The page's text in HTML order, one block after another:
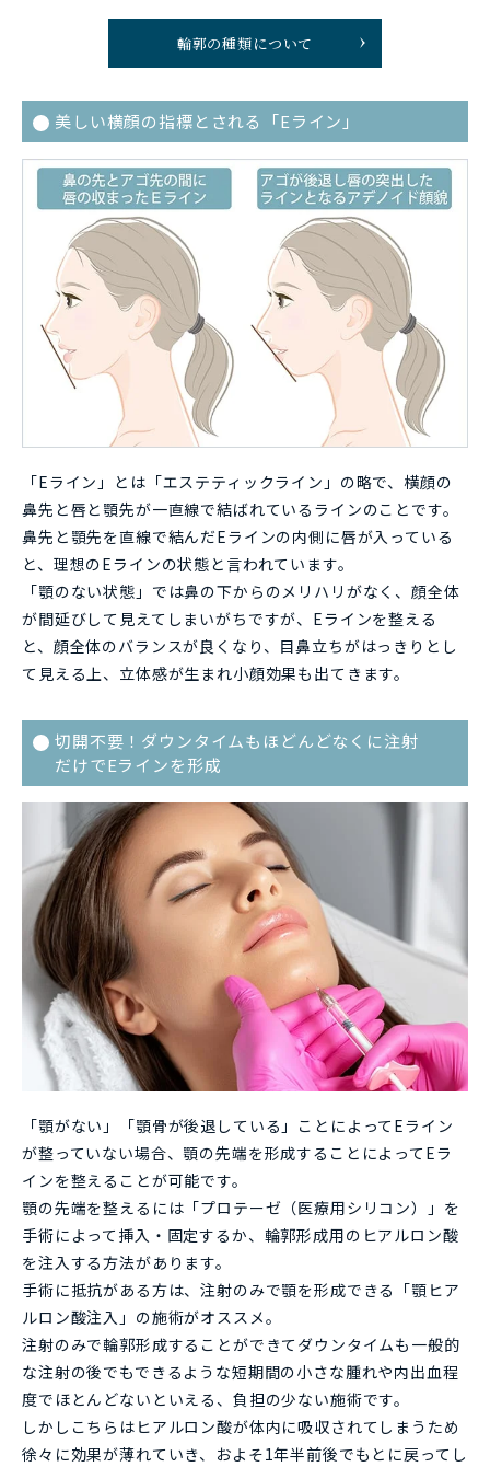
輪郭の種類について
美しい横顔の指標とされる「Eライン」
「Eライン」とは「エステティックライン」の略で、横顔の
鼻先と唇と顎先が一直線で結ばれているラインのことです。
鼻先と顎先を直線で結んだEラインの内側に唇が入っている
と、理想のEラインの状態と言われています。
「顎のない状態」では鼻の下からのメリハリがなく、顔全体
が間延びして見えてしまいがちですが、Eラインを整える
と、顔全体のバランスが良くなり、目鼻立ちがはっきりとし
て見える上、立体感が生まれ小顔効果も出てきます。
切開不要！ダウンタイムもほどんどなくに注射
だけでEラインを形成
「顎がない」「顎骨が後退している」ことによってEライン
が整っていない場合、顎の先端を形成することによってEラ
インを整えることが可能です。
顎の先端を整えるには「プロテーゼ（医療用シリコン）」を
手術によって挿入・固定するか、輪郭形成用のヒアルロン酸
を注入する方法があります。
手術に抵抗がある方は、注射のみで顎を形成できる「顎ヒア
ルロン酸注入」の施術がオススメ。
注射のみで輪郭形成することができてダウンタイムも一般的
な注射の後でもできるような短期間の小さな腫れや内出血程
度でほとんどないといえる、負担の少ない施術です。
しかしこちらはヒアルロン酸が体内に吸収されてしまうため
徐々に効果が薄れていき、およそ1年半前後でもとに戻ってし